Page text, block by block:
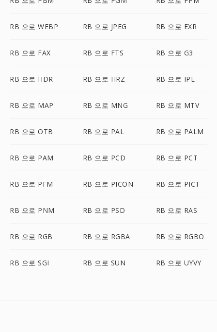
RB 으로 WEBP RB 으로 JPEG RB 으로 EXR
RB 으로 FAX RB 으로 FTS RB 으로 G3
RB 으로 HDR RB 으로 HRZ RB 으로 IPL
RB 으로 MAP RB 으로 MNG RB 으로 MTV
RB 으로 OTB RB 으로 PAL RB 으로 PALM
RB 으로 PAM RB 으로 PCD RB 으로 PCT
RB 으로 PFM RB 으로 PICON RB 으로 PICT
RB 으로 PNM RB 으로 PSD RB 으로 RAS
RB 으로 RGB RB 으로 RGBA RB 으로 RGBO
RB 으로 SGI RB 으로 SUN RB 으로 UYVY